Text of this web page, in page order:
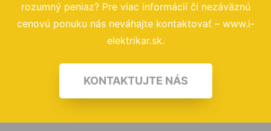
rozumný peniaz? Pre viac informácií či nezáväznú
cenovú ponuku nás neváhajte kontaktovať – www.i-
elektrikar.sk.
KONTAKTUJTE NÁS